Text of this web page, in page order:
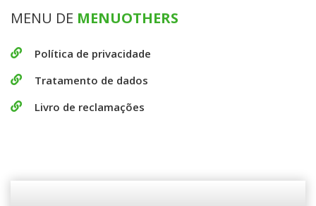
MENU DE MENUOTHERS
Política de privacidade
Tratamento de dados
Livro de reclamações